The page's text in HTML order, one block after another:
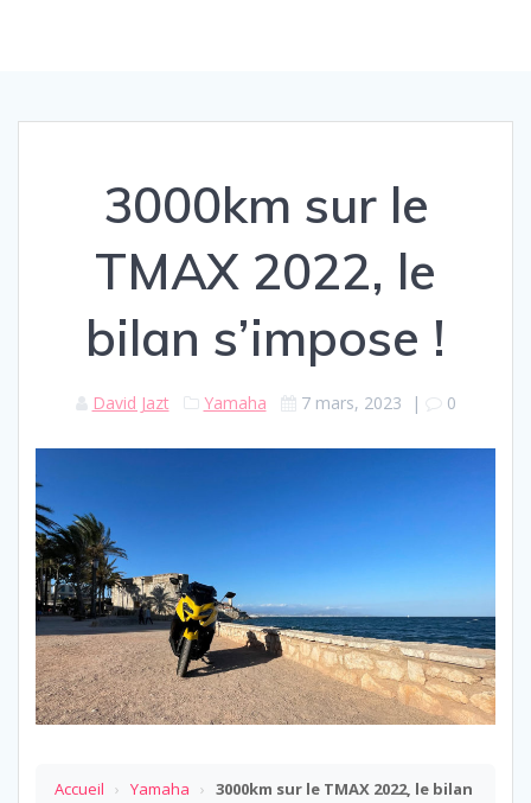
3000km sur le
TMAX 2022, le
bilan s’impose !
David Jazt Yamaha 7 mars, 2023 | 0
Accueil › Yamaha › 3000km sur le TMAX 2022, le bilan